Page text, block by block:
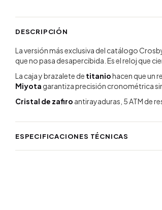
DESCRIPCIÓN
La versión más exclusiva del catálogo
que no pasa desapercibida. Es el reloj que
La caja y brazalete de titaniohacen que un
Miyota garantiza precisión cronométrica
Cristal de zafiro antirayaduras, 5 ATM de
ESPECIFICACIONES TÉCNICAS